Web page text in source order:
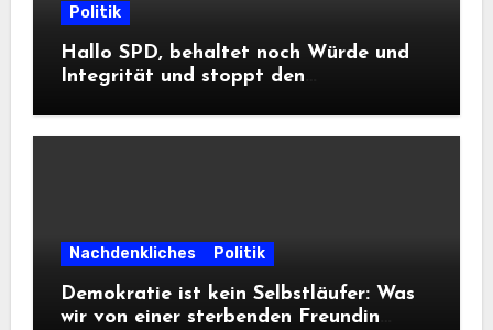
Politik
Hallo SPD, behaltet noch Würde und
Integrität und stoppt den
Informationsfreiheit!
Nachdenkliches Politik
Demokratie ist kein Selbstläufer: Was
wir von einer sterbenden Freundin